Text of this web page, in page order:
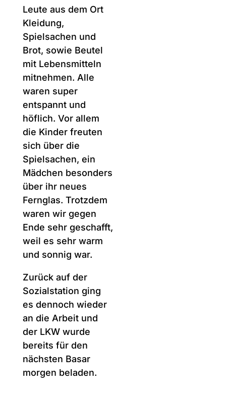
landwirtschaftlich
geprägt. Aufgrund
der großen
Entfernung zur
Sozialstation haben
bisher eher weniger
erreicht.
Auf unserem Basar
konnten sich die
Leute aus dem Ort
Kleidung,
Spielsachen und
Brot, sowie Beutel
mit Lebensmitteln
mitnehmen. Alle
waren super
entspannt und
höflich. Vor allem
die Kinder freuten
sich über die
Spielsachen, ein
Mädchen besonders
über ihr neues
Fernglas. Trotzdem
waren wir gegen
Ende sehr geschafft,
weil es sehr warm